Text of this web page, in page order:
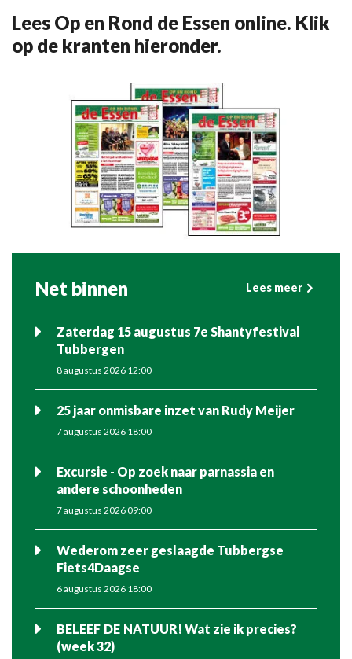
Lees Op en Rond de Essen online. Klik
op de kranten hieronder.
Net binnen Lees meer
Zaterdag 15 augustus 7e Shantyfestival
Tubbergen
8 augustus 2026 12:00
25 jaar onmisbare inzet van Rudy Meijer
7 augustus 2026 18:00
Excursie - Op zoek naar parnassia en
andere schoonheden
7 augustus 2026 09:00
Wederom zeer geslaagde Tubbergse
Fiets4Daagse
6 augustus 2026 18:00
BELEEF DE NATUUR! Wat zie ik precies?
(week 32)